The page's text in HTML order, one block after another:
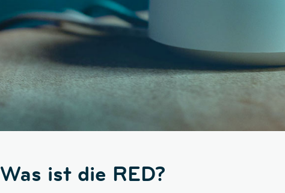
Was ist die RED?